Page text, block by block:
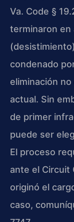
Va. Code §
terminaron en
condenado
eliminación
actual. Sin
de primer
puede ser
El proceso
ante el Circuit
originó el
caso,